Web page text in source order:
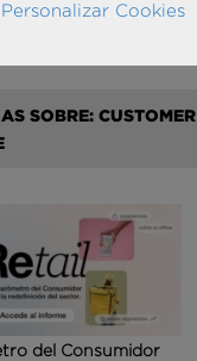
SOBRE: CUSTOMER
del Consumidor
Personalizar Cookies